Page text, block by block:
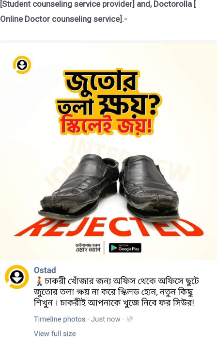
[Student counseling service provider] and, Doctorolla [
Online Doctor counseling service].-